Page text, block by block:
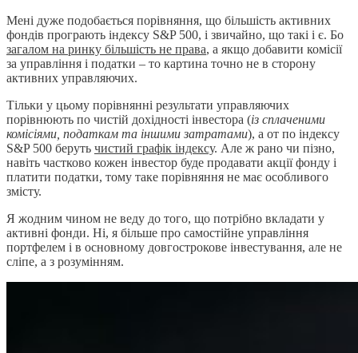
Мені дуже подобається порівняння, що більшість активних
фондів програють індексу S&P 500, і звичайно, що такі і є. Бо
загалом на ринку більшість не права, а якщо добавити комісії
за управління і податки – то картина точно не в сторону
активних управляючих.
Тільки у цьому порівнянні результати управляючих
порівнюють по чистій дохідності інвестора (із сплаченими
комісіями, податкам та іншими затратами), а от по індексу
S&P 500 беруть чистий графік індексу. Але ж рано чи пізно,
навіть частково кожен інвестор буде продавати акції фонду і
платити податки, тому таке порівняння не має особливого
змісту.
Я жодним чином не веду до того, що потрібно вкладати у
активні фонди. Ні, я більше про самостійне управління
портфелем і в основному довгострокове інвестування, але не
сліпе, а з розумінням.